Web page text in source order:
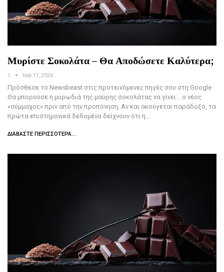
Μυρίστε Σοκολάτα – Θα Αποδώσετε Καλύτερα;
1 Ιούλ 11, 2026
Πρόσθεσε το Newsbeast στις προτεινόμενες πηγές σου στη Google
Θα μπορούσε η μυρωδιά της μαύρης σοκολάτας να γίνει… ο νέος
«σύμμαχος» πριν από την προπόνηση; Αν και ακούγεται παράδοξο, τα
πρώτα επιστημονικά δεδομένα δείχνουν ότι η…
ΔΙΑΒΆΣΤΕ ΠΕΡΙΣΣΌΤΕΡΑ...